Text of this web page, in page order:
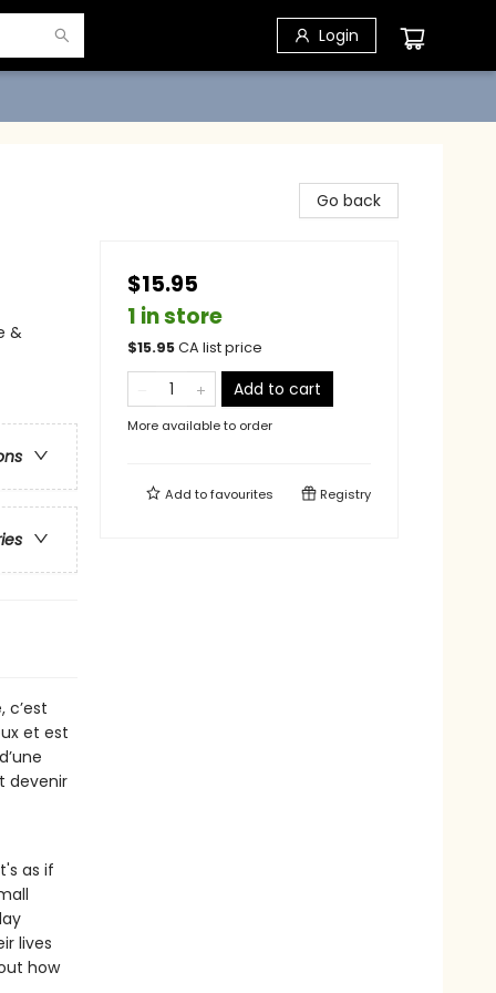
Login
&
c’est
et est
devenir
as if
lives
how
Go back
$15.95
1 in store
$15.95CA list price
Add to cart
More available to order
Add tofavourites Registry